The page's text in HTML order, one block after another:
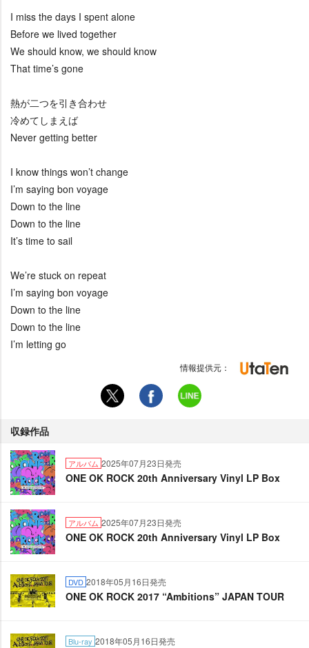
I miss the days I spent alone
Before we lived together
We should know, we should know
That time’s gone
熱が二つを引き合わせ
冷めてしまえば
Never getting better
I know things won’t change
I’m saying bon voyage
Down to the line
Down to the line
It’s time to sail
We’re stuck on repeat
I’m saying bon voyage
Down to the line
Down to the line
I’m letting go
情報提供元：
収録作品
アルバム 2025年07月23日発売
ONE OK ROCK 20th Anniversary Vinyl LP Box
アルバム 2025年07月23日発売
ONE OK ROCK 20th Anniversary Vinyl LP Box
DVD 2018年05月16日発売
ONE OK ROCK 2017 “Ambitions” JAPAN TOUR
Blu-ray 2018年05月16日発売